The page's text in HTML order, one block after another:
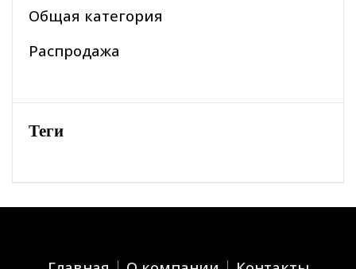
Общая категория
Распродажа
Теги